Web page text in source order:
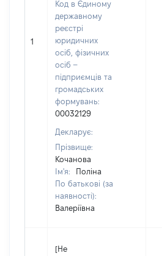
1
Код в Єдиному
державному
реєстрі
юридичних
осіб, фізичних
осіб –
підприємців та
громадських
формувань:
00032129
Декларує:
Прізвище:
Кочанова
Ім'я:
Поліна
По батькові (за
наявності):
Валеріївна
[Не